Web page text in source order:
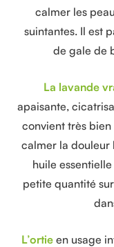
calmer les
suintantes. Il est
de gale de
La lavande
apaisante,
convient très
calmer la douleur
huile
petite quantité
L’ortie en usage